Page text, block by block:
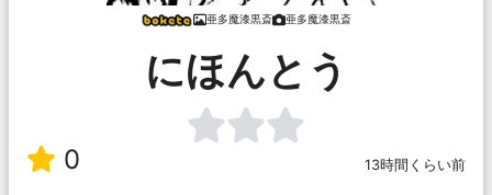
亜多魔漆黒斎 亜多魔漆黒斎
にほんとう
0 13時間くらい前